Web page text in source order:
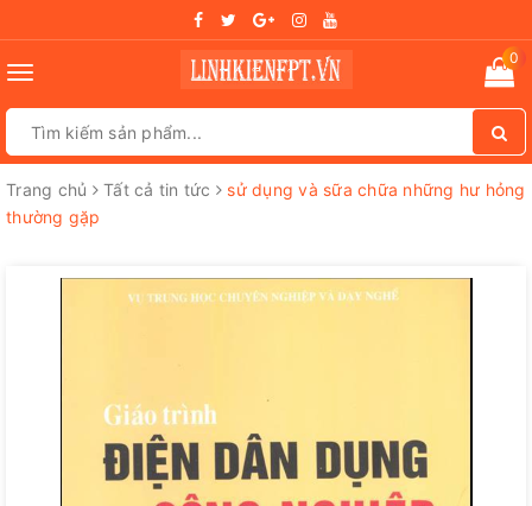
Toggle
0
Trang chủ Tất cả tin tức
sử dụng và sữa chữa những hư hỏng
thường gặp